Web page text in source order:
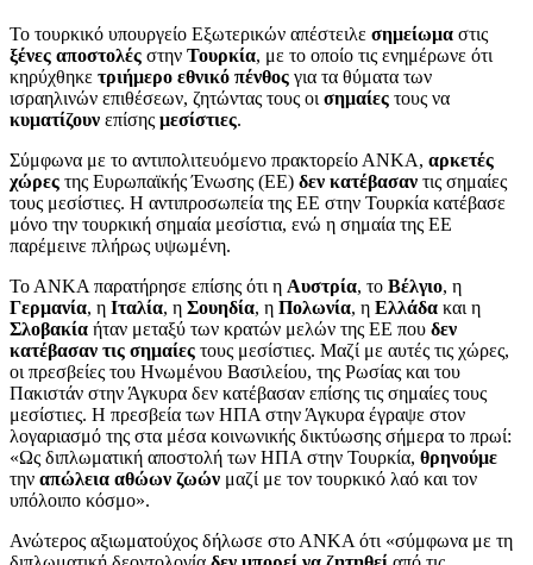
Το τουρκικό υπουργείο Εξωτερικών απέστειλε σημείωμα στις
ξένες αποστολές στην Τουρκία, με το οποίο τις ενημέρωνε ότι
κηρύχθηκε τριήμερο εθνικό πένθος για τα θύματα των
ισραηλινών επιθέσεων, ζητώντας τους οι σημαίες τους να
κυματίζουν επίσης μεσίστιες.
Σύμφωνα με το αντιπολιτευόμενο πρακτορείο ΑΝΚΑ, αρκετές
χώρες της Ευρωπαϊκής Ένωσης (ΕΕ) δεν κατέβασαν τις σημαίες
τους μεσίστιες. Η αντιπροσωπεία της ΕΕ στην Τουρκία κατέβασε
μόνο την τουρκική σημαία μεσίστια, ενώ η σημαία της ΕΕ
παρέμεινε πλήρως υψωμένη.
Το ΑΝΚΑ παρατήρησε επίσης ότι η Αυστρία, το Βέλγιο, η
Γερμανία, η Ιταλία, η Σουηδία, η Πολωνία, η Ελλάδα και η
Σλοβακία ήταν μεταξύ των κρατών μελών της ΕΕ που δεν
κατέβασαν τις σημαίες τους μεσίστιες. Μαζί με αυτές τις χώρες,
οι πρεσβείες του Ηνωμένου Βασιλείου, της Ρωσίας και του
Πακιστάν στην Άγκυρα δεν κατέβασαν επίσης τις σημαίες τους
μεσίστιες. Η πρεσβεία των ΗΠΑ στην Άγκυρα έγραψε στον
λογαριασμό της στα μέσα κοινωνικής δικτύωσης σήμερα το πρωί:
«Ως διπλωματική αποστολή των ΗΠΑ στην Τουρκία, θρηνούμε
την απώλεια αθώων ζωών μαζί με τον τουρκικό λαό και τον
υπόλοιπο κόσμο».
Ανώτερος αξιωματούχος δήλωσε στο ΑΝΚΑ ότι «σύμφωνα με τη